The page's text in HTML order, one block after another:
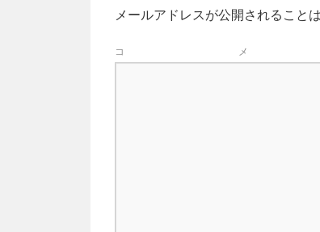
メールアドレスが公開されること
コ